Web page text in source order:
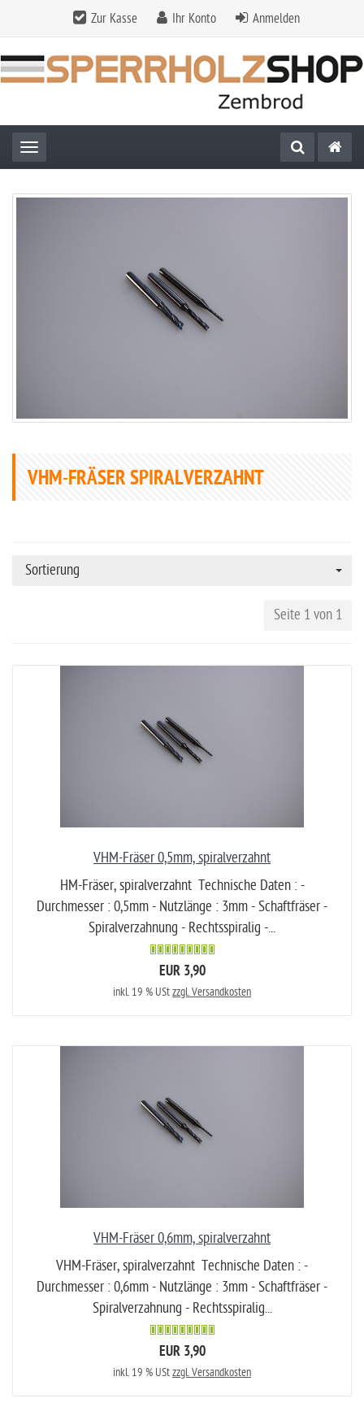
Zur Kasse Ihr Konto Anmelden
Toggle navigation
VHM-FRÄSER SPIRALVERZAHNT
Sortierung
Seite 1 von 1
VHM-Fräser 0,5mm, spiralverzahnt
HM-Fräser, spiralverzahnt Technische Daten : -
Durchmesser : 0,5mm - Nutzlänge : 3mm - Schaftfräser -
Spiralverzahnung - Rechtsspiralig -...
EUR 3,90
inkl. 19 % UStzzgl. Versandkosten
VHM-Fräser 0,6mm, spiralverzahnt
VHM-Fräser, spiralverzahnt Technische Daten : -
Durchmesser : 0,6mm - Nutzlänge : 3mm - Schaftfräser -
Spiralverzahnung - Rechtsspiralig...
EUR 3,90
inkl. 19 % UStzzgl. Versandkosten